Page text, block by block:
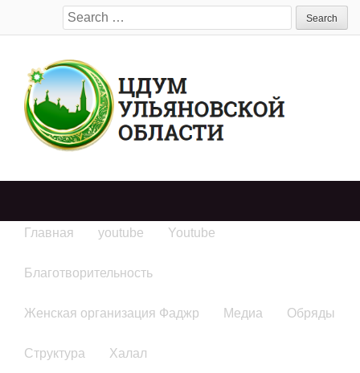
Search
for:
Главная youtube Youtube
Благотворительность
Женская организация Фаджр Медиа Обряды
Структура Халал